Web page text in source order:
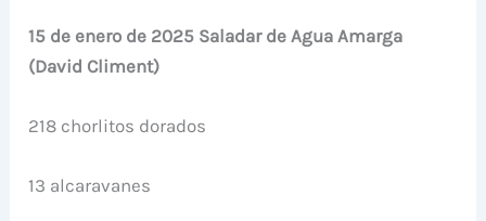
15 de enero de 2025 Saladar de Agua Amarga
(David Climent)
218 chorlitos dorados
13 alcaravanes